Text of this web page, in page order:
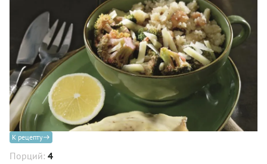
К рецепту
Порций: 4